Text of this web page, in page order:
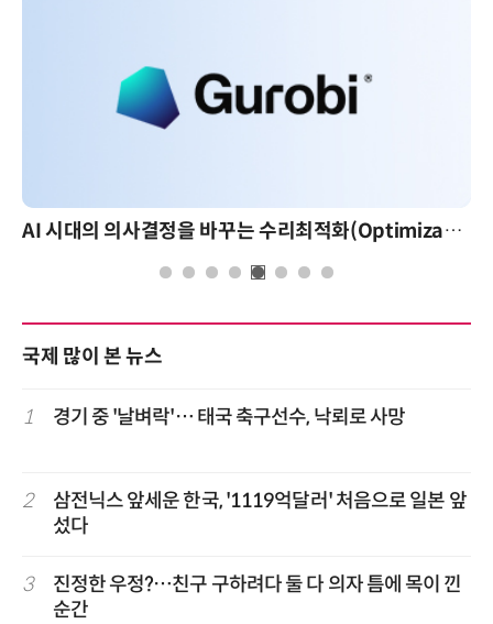
AI 시대의 의사결정을 바꾸는 수리최적화(Optimization): 실제 산업 적용 사례와 활용 전략
국제 많이 본 뉴스
1 경기 중 '날벼락'… 태국 축구선수, 낙뢰로 사망
2
삼전닉스 앞세운 한국, '1119억달러' 처음으로 일본 앞
섰다
3
진정한 우정?…친구 구하려다 둘 다 의자 틈에 목이 낀
순간